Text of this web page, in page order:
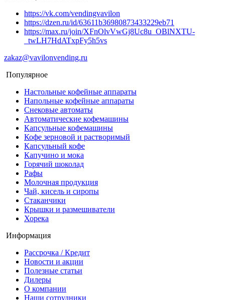
https://vk.com/vendingvavilon
https://dzen.ru/id/63611b36980873433229eb71
https://max.ru/join/XFnOlvVwGj8Uc8u_OBlNXTU-
_twLH7HdATxpFy5h5vs
zakaz@vavilonvending.ru
Популярное
Настольные кофейные аппараты
Напольные кофейные аппараты
Снековые автоматы
Автоматические кофемашины
Капсульные кофемашины
Кофе зерновой и растворимый
Капсульный кофе
Капучино и мока
Горячий шоколад
Рафы
Молочная продукция
Чай, кисель и сиропы
Стаканчики
Крышки и размешиватели
Хорека
Информация
Рассрочка / Кредит
Новости и акции
Полезные статьи
Дилеры
О компании
Наши сотрудники